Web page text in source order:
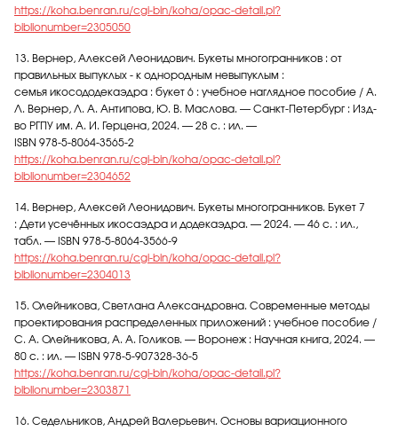
https://koha.benran.ru/cgi-bin/koha/opac-detail.pl?
biblionumber=2305050
13. Вернер, Алексей Леонидович. Букеты многогранников : от
правильных выпуклых - к однородным невыпуклым :
семья икосододекаэдра : букет 6 : учебное наглядное пособие / А.
Л. Вернер, Л. А. Антипова, Ю. В. Маслова. — Санкт-Петербург : Изд-
во РГПУ им. А. И. Герцена, 2024. — 28 с. : ил. —
ISBN 978-5-8064-3565-2
https://koha.benran.ru/cgi-bin/koha/opac-detail.pl?
biblionumber=2304652
14. Вернер, Алексей Леонидович. Букеты многогранников. Букет 7
: Дети усечённых икосаэдра и додекаэдра. — 2024. — 46 с. : ил.,
табл. — ISBN 978-5-8064-3566-9
https://koha.benran.ru/cgi-bin/koha/opac-detail.pl?
biblionumber=2304013
15. Олейникова, Светлана Александровна. Современные методы
проектирования распределенных приложений : учебное пособие /
С. А. Олейникова, А. А. Голиков. — Воронеж : Научная книга, 2024. —
80 с. : ил. — ISBN 978-5-907328-36-5
https://koha.benran.ru/cgi-bin/koha/opac-detail.pl?
biblionumber=2303871
16. Седельников, Андрей Валерьевич. Основы вариационного